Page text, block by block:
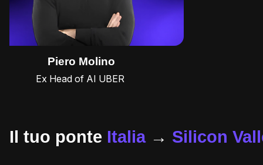
Piero Molino
Head of AI UBER
Il tuo ponte Italia → Silicon